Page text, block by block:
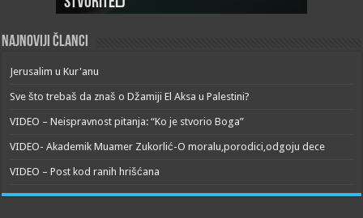
Najnoviji članci
Jerusalim u Kur'anu
Sve što trebaš da znaš o Džamiji El Aksa u Palestini?
VIDEO – Neispravnost pitanja: “Ko je stvorio Boga”
VIDEO- Akademik Muamer Zukorlić-O moralu,porodici,odgoju dece
VIDEO – Post kod ranih hrišćana